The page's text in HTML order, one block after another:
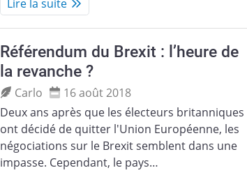
Lire la suite
Référendum du Brexit : l’heure de
la revanche ?
Carlo
16 août 2018
Deux ans après que les électeurs britanniques
ont décidé de quitter l'Union Européenne, les
négociations sur le Brexit semblent dans une
impasse. Cependant, le pays…